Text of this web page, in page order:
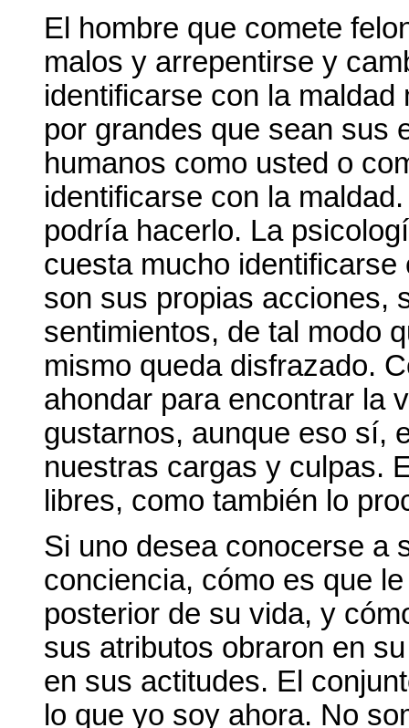
El hombre que comete
malos y arrepentirse y
identificarse con la
por grandes que sean sus
humanos como usted o
identificarse con la
podría hacerlo. La
cuesta mucho
son sus propias acciones,
sentimientos, de tal modo
mismo queda disfrazado.
ahondar para encontrar la
gustarnos, aunque eso sí,
nuestras cargas y culpas.
libres, como también lo
Si uno desea conocerse a
conciencia, cómo es que
posterior de su vida, y
sus atributos obraron en
en sus actitudes. El
lo que yo soy ahora. No